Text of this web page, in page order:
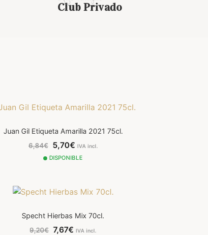
Club Privado
Juan Gil Etiqueta Amarilla 2021 75cl.
6,84€ 5,70€ IVA incl.
DISPONIBLE
Specht Hierbas Mix 70cl.
9,20€ 7,67€IVA incl.